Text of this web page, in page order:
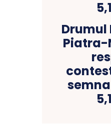
Drumul
Piatra-